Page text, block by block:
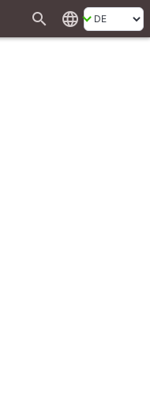
search language